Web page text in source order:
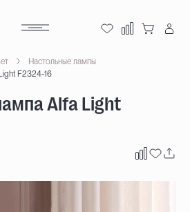
Настольные лампы
F2324-16
Alfa Light